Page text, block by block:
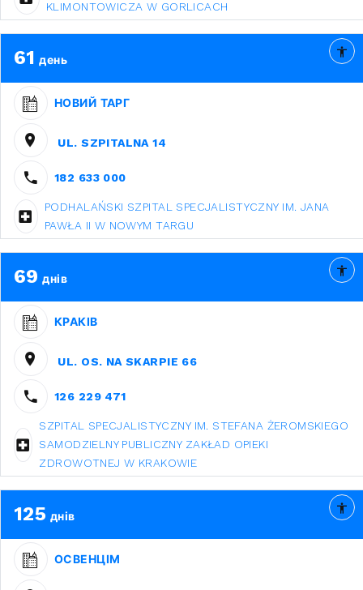
KLIMONTOWICZA W GORLICACH
61 день
НОВИЙ ТАРГ
UL. SZPITALNA 14
182 633 000
PODHALAŃSKI SZPITAL SPECJALISTYCZNY IM. JANA
PAWŁA II W NOWYM TARGU
69 днів
КРАКІВ
UL. OS. NA SKARPIE 66
126 229 471
SZPITAL SPECJALISTYCZNY IM. STEFANA ŻEROMSKIEGO
SAMODZIELNY PUBLICZNY ZAKŁAD OPIEKI
ZDROWOTNEJ W KRAKOWIE
125 днів
ОСВЕНЦІМ